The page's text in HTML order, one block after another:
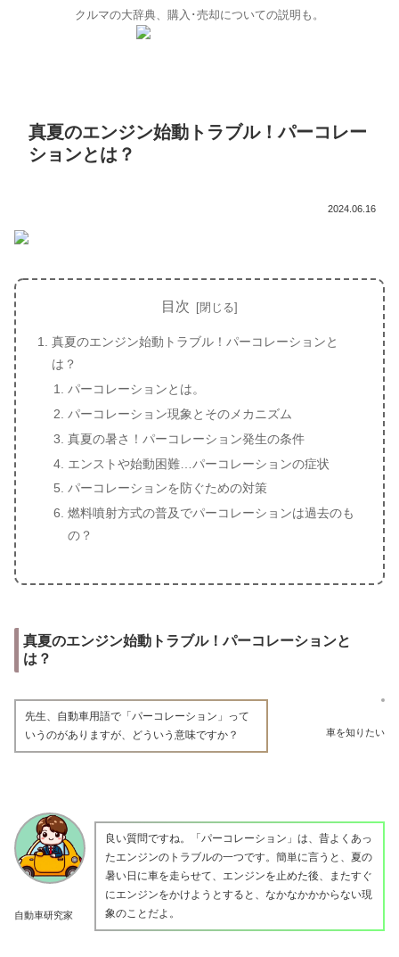
クルマの大辞典、購入･売却についての説明も。
真夏のエンジン始動トラブル！パーコレー
ションとは？
2024.06.16
目次
真夏のエンジン始動トラブル！パーコレーションと
は？
パーコレーションとは。
パーコレーション現象とそのメカニズム
真夏の暑さ！パーコレーション発生の条件
エンストや始動困難…パーコレーションの症状
パーコレーションを防ぐための対策
燃料噴射方式の普及でパーコレーションは過去のも
の？
真夏のエンジン始動トラブル！パーコレーションと
は？
車を知りたい
先生、自動車用語で「パーコレーション」って
いうのがありますが、どういう意味ですか？
自動車研究家
良い質問ですね。「パーコレーション」は、昔よくあっ
たエンジンのトラブルの一つです。簡単に言うと、夏の
暑い日に車を走らせて、エンジンを止めた後、またすぐ
にエンジンをかけようとすると、なかなかかからない現
象のことだよ。